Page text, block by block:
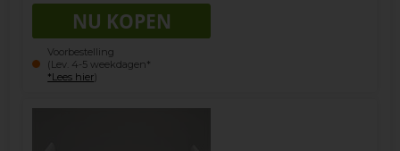
Voorbestelling
(Lev. 4-5 weekdagen*
*Lees hier)